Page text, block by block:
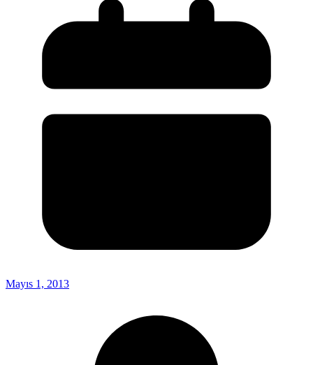
Mayıs 1, 2013